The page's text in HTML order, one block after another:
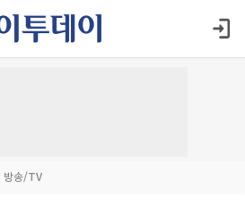
방송/TV